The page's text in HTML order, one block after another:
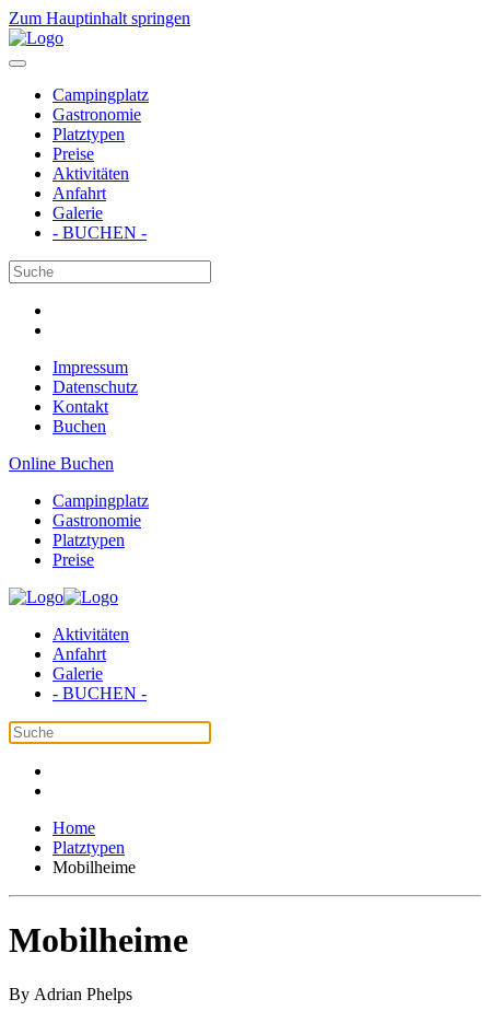
Zum Hauptinhalt springen
Campingplatz
Gastronomie
Platztypen
Preise
Aktivitäten
Anfahrt
Galerie
- BUCHEN -
Impressum
Datenschutz
Kontakt
Buchen
Online Buchen
Campingplatz
Gastronomie
Platztypen
Preise
Aktivitäten
Anfahrt
Galerie
- BUCHEN -
Home
Platztypen
Mobilheime
Mobilheime
By Adrian Phelps